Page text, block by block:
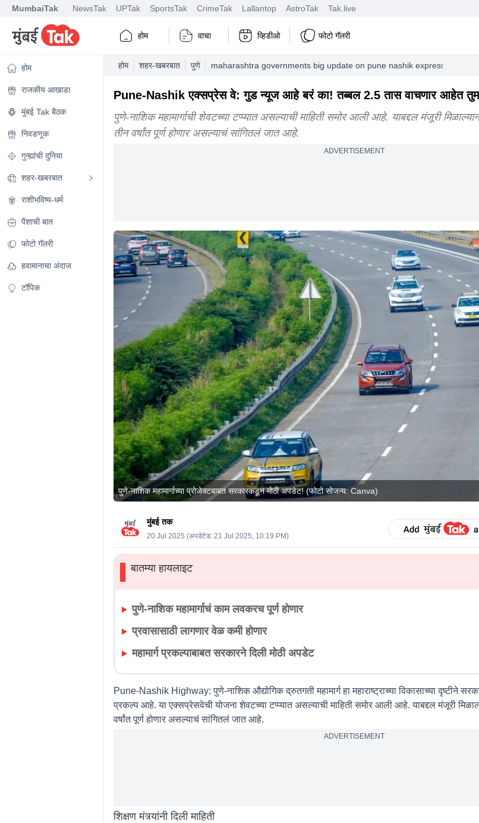
MumbaiTak NewsTak UPTak SportsTak CrimeTak Lallantop AstroTak Tak.live
होम वाचा व्हिडीओ फोटो गॅलरी
होम
राजकीय आखाडा
मुंबई Tak बैठक
निवडणूक
गुन्ह्यांची दुनिया
शहर-खबरबात
राशीभविष्य-धर्म
पैशाची बात
फोटो गॅलरी
हवामानाचा अंदाज
टॉपिक
होम शहर-खबरबात पुणे maharashtra governments big update on pune nashik expressway
Pune-Nashik एक्सप्रेस वे: गुड न्यूज आहे बरं का! तब्बल 2.5 तास वाचणार आहेत
पुणे-नाशिक महामार्गाची शेवटच्या टप्प्यात असल्याची माहिती समोर आली आहे. याबद्दल मंजूरी
तीन वर्षांत पूर्ण होणार असल्याचं सांगितलं जात आहे.
ADVERTISEMENT
पुणे-नाशिक महामार्गाच्या प्रोजेक्टबाबत सरकारकडून मोठी अपडेट! (फोटो सोजन्य: Canva)
मुंबई तक
20 Jul 2025 (अपडेटेड: 21 Jul 2025, 10:19 PM)
▌बातम्या हायलाइट
पुणे-नाशिक महामार्गाचं काम लवकरच पूर्ण होणार
प्रवासासाठी लागणार वेळ कमी होणार
महामार्ग प्रकल्पाबाबत सरकारने दिली मोठी अपडेट
Pune-Nashik Highway: पुणे-नाशिक औद्योगिक द्रुतगती महामार्ग हा महाराष्ट्राच्या विकासाच्या दृष्टीने
प्रकल्प आहे. या एक्सप्रेसवेची योजना शेवटच्या टप्प्यात असल्याची माहिती समोर आली आहे. याबद्दल मंजूरी
वर्षांत पूर्ण होणार असल्याचं सांगितलं जात आहे.
ADVERTISEMENT
शिक्षण मंत्र्यांनी दिली माहिती